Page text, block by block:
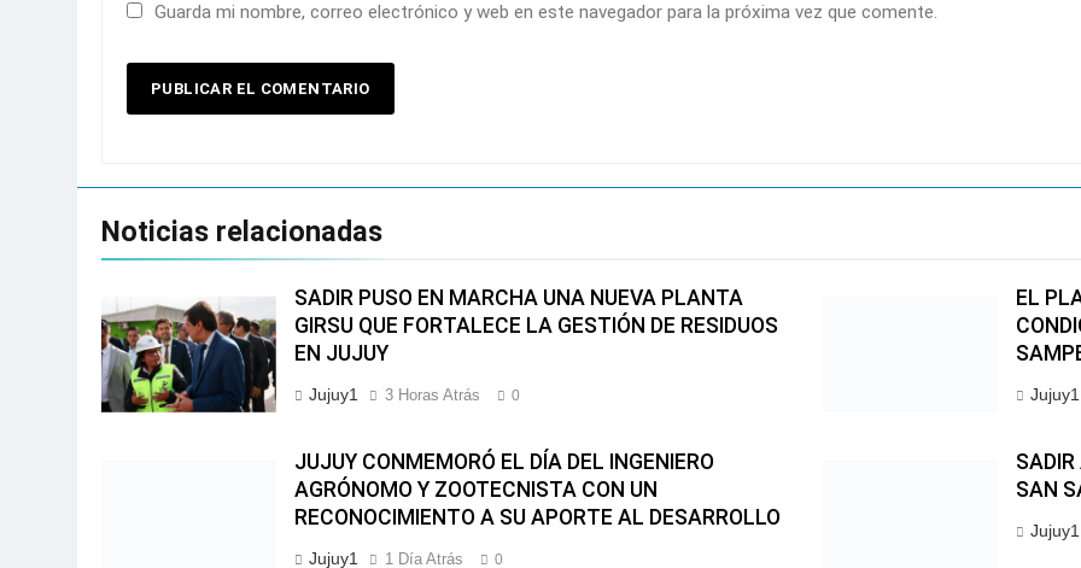
Guarda mi nombre, correo electrónico y web en este navegador para la próxima vez que comente.
Noticias relacionadas
SADIR PUSO EN MARCHA UNA NUEVA PLANTA
GIRSU QUE FORTALECE LA GESTIÓN DE RESIDUOS
EN JUJUY
Jujuy1 3 Horas Atrás 0
EL
Jujuy1
JUJUY CONMEMORÓ EL DÍA DEL INGENIERO
AGRÓNOMO Y ZOOTECNISTA CON UN
RECONOCIMIENTO A SU APORTE AL DESARROLLO
Jujuy1 1 Día Atrás 0
SAN
Jujuy1